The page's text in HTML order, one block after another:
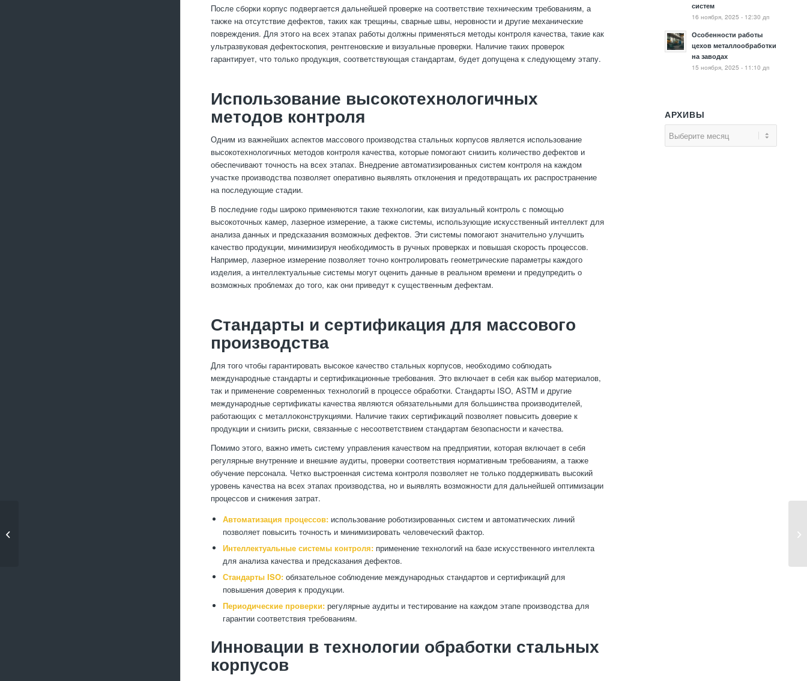
После сборки корпус подвергается дальнейшей проверке на соответствие техническим требованиям, а
также на отсутствие дефектов, таких как трещины, сварные швы, неровности и другие механические
повреждения. Для этого на всех этапах работы должны применяться методы контроля качества, такие как
ультразвуковая дефектоскопия, рентгеновские и визуальные проверки. Наличие таких проверок
гарантирует, что только продукция, соответствующая стандартам, будет допущена к следующему этапу.
Использование высокотехнологичных
методов контроля
Одним из важнейших аспектов массового производства стальных корпусов является использование
высокотехнологичных методов контроля качества, которые помогают снизить количество дефектов и
обеспечивают точность на всех этапах. Внедрение автоматизированных систем контроля на каждом
участке производства позволяет оперативно выявлять отклонения и предотвращать их распространение
на последующие стадии.
В последние годы широко применяются такие технологии, как визуальный контроль с помощью
высокоточных камер, лазерное измерение, а также системы, использующие искусственный интеллект для
анализа данных и предсказания возможных дефектов. Эти системы помогают значительно улучшить
качество продукции, минимизируя необходимость в ручных проверках и повышая скорость процессов.
Например, лазерное измерение позволяет точно контролировать геометрические параметры каждого
изделия, а интеллектуальные системы могут оценить данные в реальном времени и предупредить о
возможных проблемах до того, как они приведут к существенным дефектам.
Стандарты и сертификация для массового
производства
Для того чтобы гарантировать высокое качество стальных корпусов, необходимо соблюдать
международные стандарты и сертификационные требования. Это включает в себя как выбор материалов,
так и применение современных технологий в процессе обработки. Стандарты ISO, ASTM и другие
международные сертификаты качества являются обязательными для большинства производителей,
работающих с металлоконструкциями. Наличие таких сертификаций позволяет повысить доверие к
продукции и снизить риски, связанные с несоответствием стандартам безопасности и качества.
Помимо этого, важно иметь систему управления качеством на предприятии, которая включает в себя
регулярные внутренние и внешние аудиты, проверки соответствия нормативным требованиям, а также
обучение персонала. Четко выстроенная система контроля позволяет не только поддерживать высокий
уровень качества на всех этапах производства, но и выявлять возможности для дальнейшей оптимизации
процессов и снижения затрат.
Автоматизация процессов: использование роботизированных систем и автоматических линий
позволяет повысить точность и минимизировать человеческий фактор.
Интеллектуальные системы контроля: применение технологий на базе искусственного интеллекта
для анализа качества и предсказания дефектов.
Стандарты ISO: обязательное соблюдение международных стандартов и сертификаций для
повышения доверия к продукции.
Периодические проверки: регулярные аудиты и тестирование на каждом этапе производства для
гарантии соответствия требованиям.
Инновации в технологии обработки стальных
корпусов
систем
16 ноября, 2025 - 12:30 дп
Особенности работы
цехов металлообработки
на заводах
15 ноября, 2025 - 11:10 дп
АРХИВЫ